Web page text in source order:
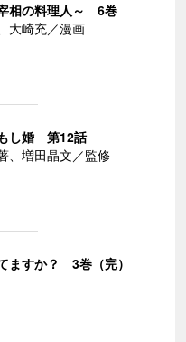
相の料理人～ 6巻
大崎充／漫画
もし婚 第12話
、増田晶文／監修
ますか？ 3巻（完）